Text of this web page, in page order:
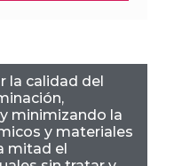
la calidad del
minimizando la
y materiales
mitad el